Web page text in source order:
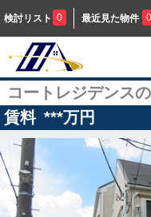
検討リスト 0 最近見た物件 0
コートレジデンス
賃料 ***万円